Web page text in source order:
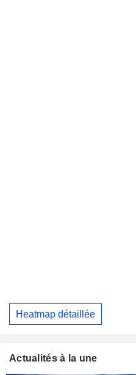
Heatmap détaillée
Actualités à la une